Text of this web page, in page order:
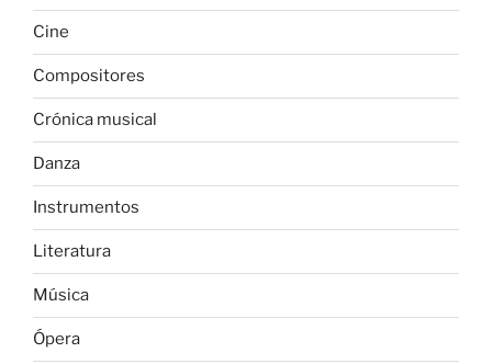
Cine
Compositores
Crónica musical
Danza
Instrumentos
Literatura
Música
Ópera